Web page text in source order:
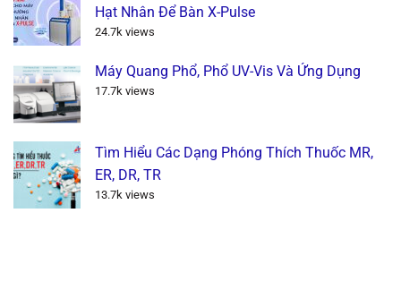
Hạt Nhân Để Bàn X-Pulse
24.7k views
Máy Quang Phổ, Phổ UV-Vis Và Ứng Dụng
17.7k views
Tìm Hiểu Các Dạng Phóng Thích Thuốc MR,
ER, DR, TR
13.7k views